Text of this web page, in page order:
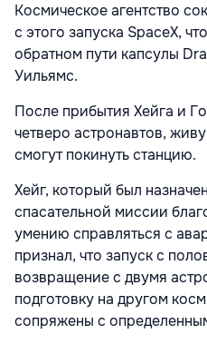
Космическое агентство
с этого запуска SpaceX,
обратном пути капсулы
Уильямс.
После прибытия Хейга и
четверо астронавтов,
смогут покинуть станцию.
Хейг, который был
спасательной миссии
умению справляться с
признал, что запуск с
возвращение с двумя
подготовку на другом
сопряжены с